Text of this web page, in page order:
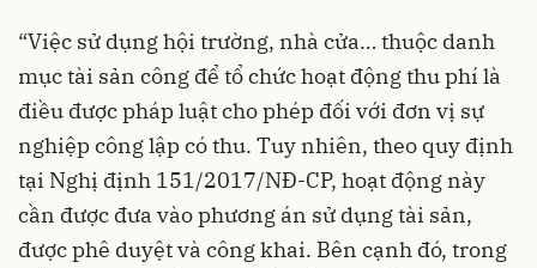
“Việc sử dụng hội trường, nhà cửa… thuộc danh
mục tài sản công để tổ chức hoạt động thu phí là
điều được pháp luật cho phép đối với đơn vị sự
nghiệp công lập có thu. Tuy nhiên, theo quy định
tại Nghị định 151/2017/NĐ-CP, hoạt động này
cần được đưa vào phương án sử dụng tài sản,
được phê duyệt và công khai. Bên cạnh đó, trong